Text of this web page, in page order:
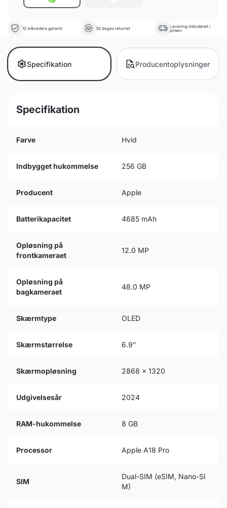
12 måneders garanti 30 dages returret
Levering inkluderet i
prisen
Specifikation Producentoplysninger
Specifikation
Farve Hvid
Indbygget hukommelse 256 GB
Producent Apple
Batterikapacitet 4685 mAh
Opløsning på
frontkameraet
12.0 MP
Opløsning på
bagkameraet
48.0 MP
Skærmtype OLED
Skærmstørrelse 6.9"
Skærmopløsning 2868 x 1320
Udgivelsesår 2024
RAM-hukommelse 8 GB
Processor Apple A18 Pro
SIM
Dual-SIM (eSIM, Nano-SI
M)